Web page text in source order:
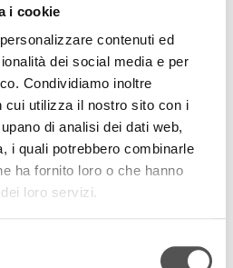
i cookie
contenuti ed
dei social media e per
Condividiamo inoltre
cui utilizza il nostro sito con i
di analisi dei dati web,
i quali potrebbero combinarle
ha fornito loro o che hanno
loro servizi.